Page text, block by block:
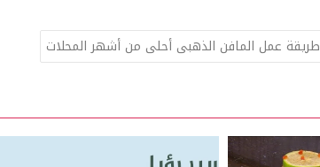
طريقة عمل المافن الذهبى أحلى من أشهر المحلات